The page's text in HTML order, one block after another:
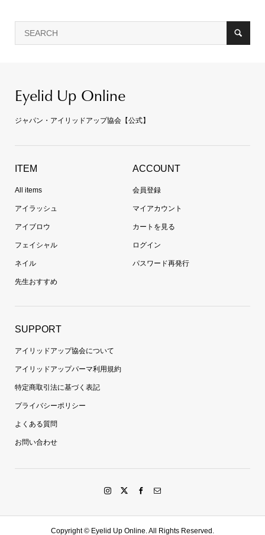
Eyelid Up Online
ジャパン・アイリッドアップ協会【公式】
ITEM
All items
アイラッシュ
アイブロウ
フェイシャル
ネイル
先生おすすめ
ACCOUNT
会員登録
マイアカウント
カートを見る
ログイン
パスワード再発行
SUPPORT
アイリッドアップ協会について
アイリッドアップパーマ利用規約
特定商取引法に基づく表記
プライバシーポリシー
よくある質問
お問い合わせ
Copyright © Eyelid Up Online. All Rights Reserved.